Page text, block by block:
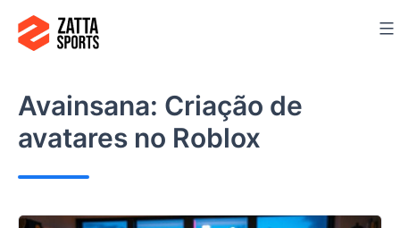
Siirry
sisältöön
Avainsana: Criação de
avatares no Roblox